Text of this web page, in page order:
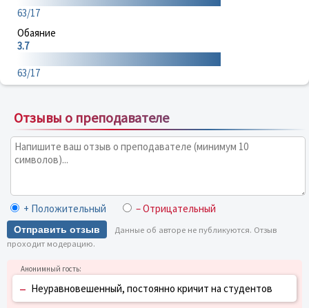
63/17
Обаяние
3.7
63/17
Отзывы о преподавателе
+ Положительный – Отрицательный
Отправить отзыв
Данные об авторе не публикуются. Отзыв
проходит модерацию.
– Неуравновешенный, постоянно кричит на студентов